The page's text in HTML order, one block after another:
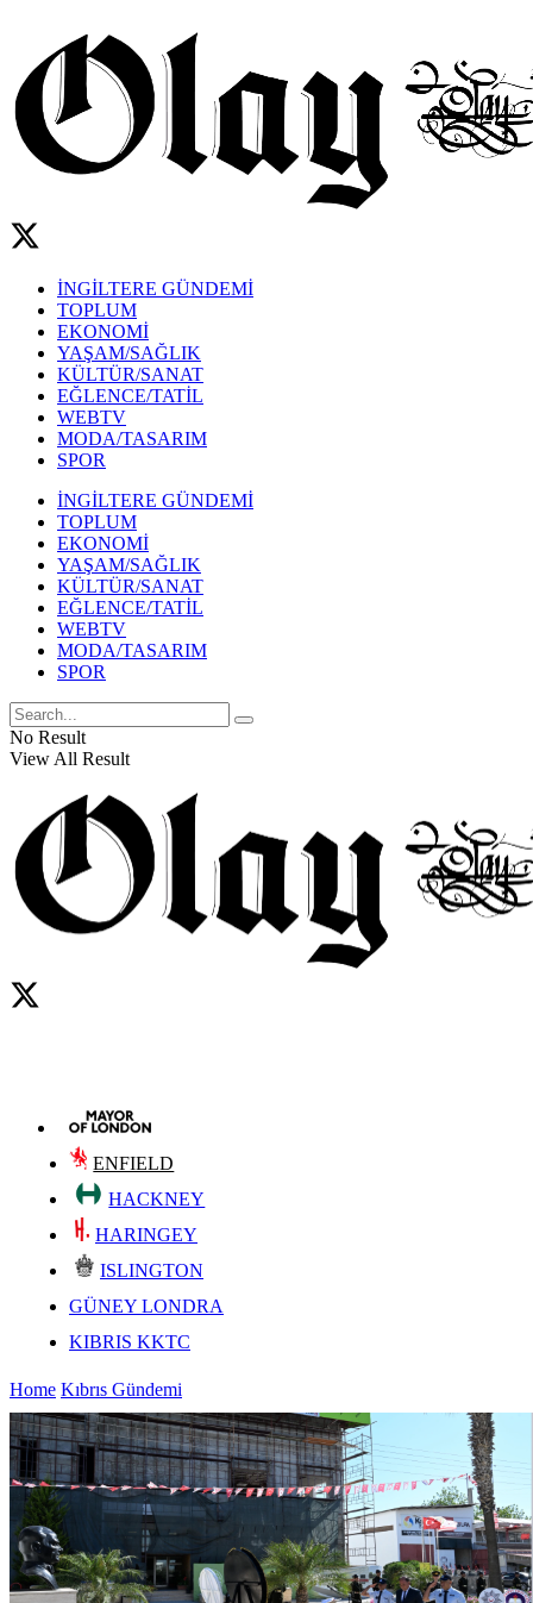
İNGİLTERE GÜNDEMİ
TOPLUM
EKONOMİ
YAŞAM/SAĞLIK
KÜLTÜR/SANAT
EĞLENCE/TATİL
WEBTV
MODA/TASARIM
SPOR
İNGİLTERE GÜNDEMİ
TOPLUM
EKONOMİ
YAŞAM/SAĞLIK
KÜLTÜR/SANAT
EĞLENCE/TATİL
WEBTV
MODA/TASARIM
SPOR
No Result
View All Result
ENFIELD
HACKNEY
HARINGEY
ISLINGTON
GÜNEY LONDRA
KIBRIS KKTC
Home Kıbrıs Gündemi